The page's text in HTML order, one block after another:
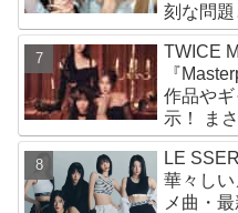
刻な問題
TWICE
『
作品や
示！ ま
LE
華々し
メ曲・